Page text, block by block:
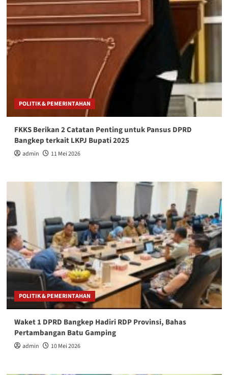
POLITIK & PEMERINTAHAN
FKKS Berikan 2 Catatan Penting untuk Pansus DPRD
Bangkep terkait LKPJ Bupati 2025
admin 11 Mei 2026
POLITIK & PEMERINTAHAN
Waket 1 DPRD Bangkep Hadiri RDP Provinsi, Bahas
Pertambangan Batu Gamping
admin 10 Mei 2026